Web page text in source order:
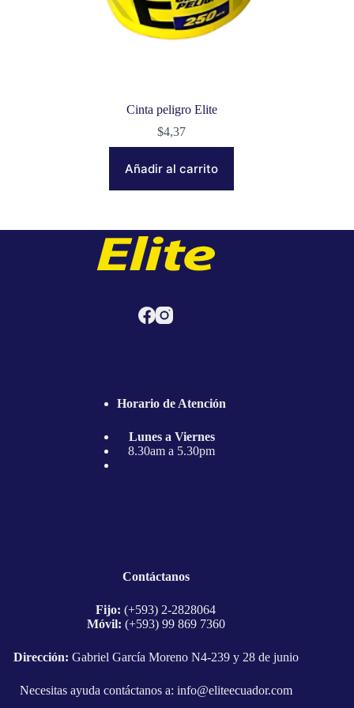
Cinta peligro Elite
$4,37
Añadir al carrito
Horario de Atención
Lunes a Viernes
8.30am a 5.30pm
Contáctanos
Fijo:(+593) 2-2828064
Móvil: (+593) 99 869 7360
Dirección: Gabriel García Moreno N4-239 y 28 de junio
Necesitas ayuda contáctanos a: info@eliteecuador.com